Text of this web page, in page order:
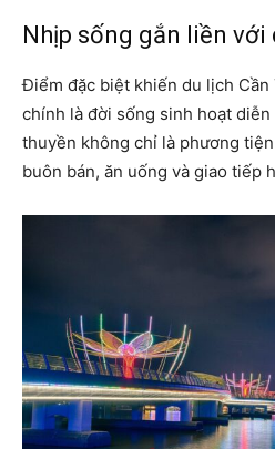
Nhịp sống gắn liền với
Điểm đặc biệt khiến du lịch
chính là đời sống sinh hoạt
thuyền không chỉ là phương
buôn bán, ăn uống và giao tiếp